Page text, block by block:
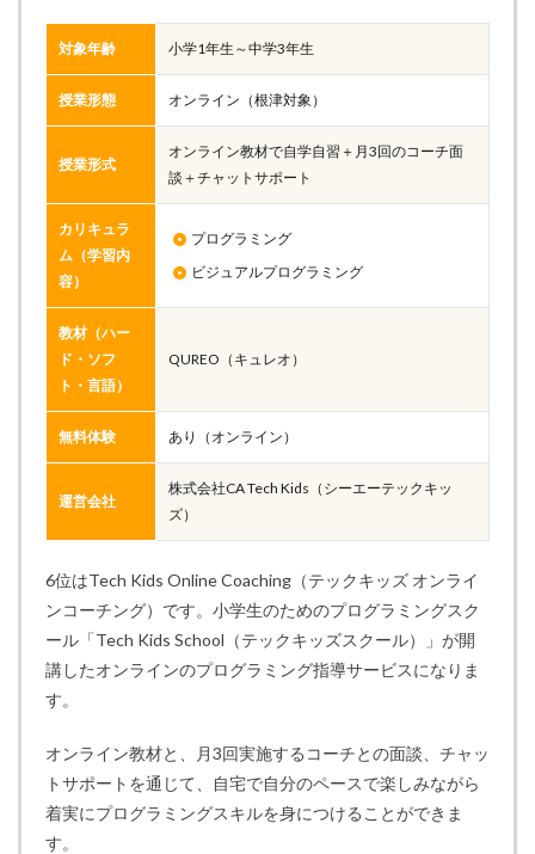
対象年齢 小学1年生～中学3年生
授業形態 オンライン（根津対象）
授業形式
オンライン教材で自学自習＋月3回のコーチ面
談＋チャットサポート
カリキュラ
ム（学習内
容）
プログラミング
ビジュアルプログラミング
教材（ハー
ド・ソフ
ト・言語）
QUREO（キュレオ）
無料体験 あり（オンライン）
運営会社
株式会社CA Tech Kids（シーエーテックキッ
ズ）
6位はTech Kids Online Coaching（テックキッズ オンライ
ンコーチング）です。小学生のためのプログラミングスク
ール「Tech Kids School（テックキッズスクール）」が開
講したオンラインのプログラミング指導サービスになりま
す。
オンライン教材と、月3回実施するコーチとの面談、チャッ
トサポートを通じて、自宅で自分のペースで楽しみながら
着実にプログラミングスキルを身につけることができま
す。